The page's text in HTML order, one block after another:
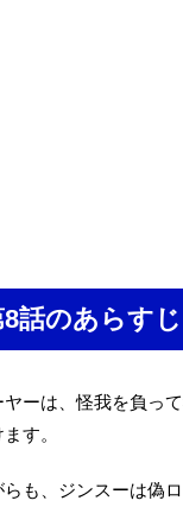
話のあらすじ
ーは、怪我を負っ
す。
も、ジンスーは偽